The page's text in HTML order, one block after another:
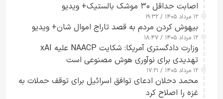
اصابت حداقل ۳۰ موشک بالستیک+ ویدیو
۱۲ مرداد ۱۴۰۵ / ۱۹:۳۲
بیهوش کردن مردم به قصد تاراج اموال شان+ ویدیو
۱۲ مرداد ۱۴۰۵ / ۱۸:۴۷
وزارت دادگستری آمریکا: شکایت NAACP علیه xAI
تهدیدی برای نوآوری هوش مصنوعی است
۱۲ مرداد ۱۴۰۵ / ۱۷:۲۱
محمد دحلان ادعای توافق اسرائیل برای توقف حملات به
غزه را اصلاح کرد